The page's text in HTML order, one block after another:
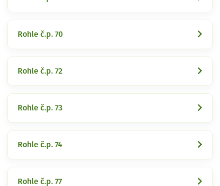
Rohle č.p. 70
Rohle č.p. 72
Rohle č.p. 73
Rohle č.p. 74
Rohle č.p. 77